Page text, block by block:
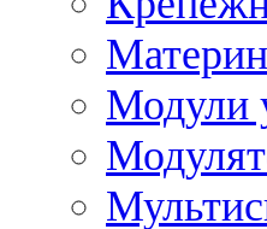
Модули